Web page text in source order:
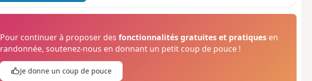
Pour continuer à proposer desfonctionnalités gratuites et pratiques en
randonnée, soutenez-nous en donnant un petit coup de pouce !
Je donne un coup de pouce